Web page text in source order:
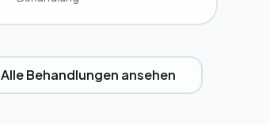
Alle Behandlungen ansehen